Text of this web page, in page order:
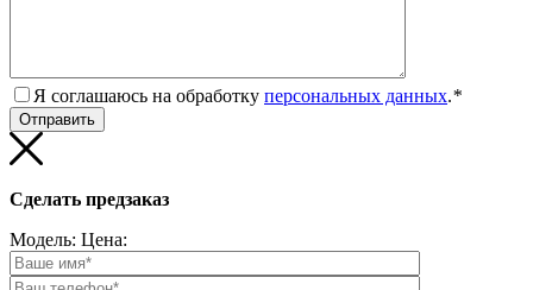
Я соглашаюсь на обработку персональных данных.*
Сделать предзаказ
Модель: Цена: